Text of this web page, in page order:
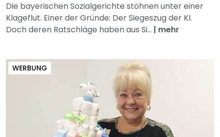
Die bayerischen Sozialgerichte stöhnen unter einer
Klageflut. Einer der Gründe: Der Siegeszug der KI.
Doch deren Ratschläge haben aus Si... | mehr
WERBUNG